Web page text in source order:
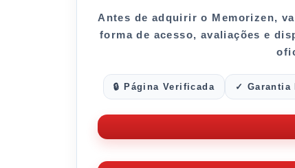
Antes de adquirir o Memorizen,
forma de acesso, avaliações e
🔒 Página Verificada ✓ Garantia